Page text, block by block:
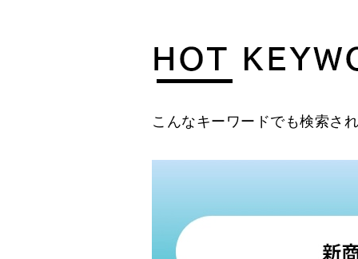
こんなキーワードでも検索さ